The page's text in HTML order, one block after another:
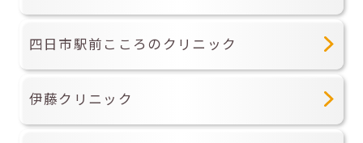
四日市駅前こころのクリニック
伊藤クリニック